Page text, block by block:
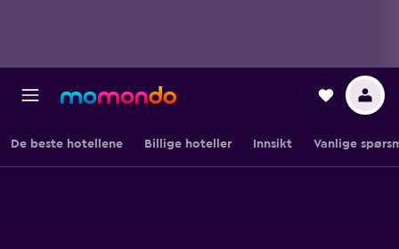
De beste hotellene Billige hoteller Innsikt Vanlige